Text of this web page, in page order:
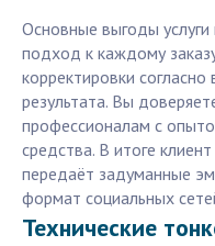
Основные выгоды
подход к каждому
корректировки
результата. Вы
профессионалам с
средства. В итоге
передаёт задуманные
формат социальных
Технические